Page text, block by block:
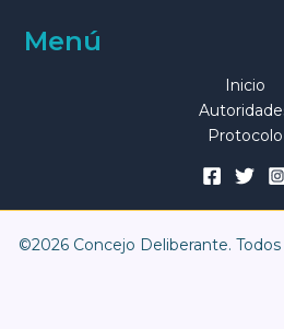
Menú
Inicio
Protocolo
©2026 Concejo Deliberante.